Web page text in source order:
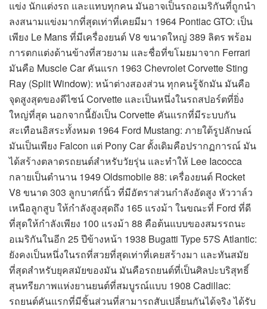
แข่ง นักแต่งรถ และแทบทุกคน มันอาจเป็นรถอเมริกันที่ถูกนำ
ลงสนามแข่งมากที่สุดเท่าที่เคยมีมา 1964 Pontiac GTO: เป็น
เพียง Le Mans ที่มีเครื่องยนต์ V8 ขนาดใหญ่ 389 ลิตร พร้อม
การตกแต่งด้านข้างที่สวยงาม และชื่อที่ขโมยมาจาก Ferrari
มันคือ Muscle Car คันแรก 1963 Chevrolet Corvette Sting
Ray (Split Window): หน้าต่างสองส่วน ทุกคนรู้จักมัน มันคือ
จุดสูงสุดของดีไซน์ Corvette และเป็นหนึ่งในรถสปอร์ตที่ยิ่ง
ใหญ่ที่สุด นอกจากนี้ยังเป็น Corvette คันแรกที่มีระบบกัน
สะเทือนอิสระทั้งหมด 1964 Ford Mustang: ภายใต้รูปลักษณ์
มันเป็นเพียง Falcon แต่ Pony Car ดั้งเดิมคือปรากฏการณ์ มัน
ได้สร้างตลาดรถยนต์สำหรับวัยรุ่น และทำให้ Lee Iacocca
กลายเป็นตำนาน 1949 Oldsmobile 88: เครื่องยนต์ Rocket
V8 ขนาด 303 ลูกบาศก์นิ้ว ที่มีอัตราส่วนกำลังอัดสูง หัววาล์ว
เหนือลูกสูบ ให้กำลังสูงสุดถึง 165 แรงม้า ในขณะที่ Ford ที่ดี
ที่สุดให้กำลังเพียง 100 แรงม้า 88 คือต้นแบบของสมรรถนะ
อเมริกันในอีก 25 ปีข้างหน้า 1938 Bugatti Type 57S Atlantic:
ยังคงเป็นหนึ่งในรถที่สวยที่สุดเท่าที่เคยสร้างมา และทันสมัย
ที่สุดสำหรับยุคสมัยของมัน มันคือรถยนต์ที่เป็นศิลปะบริสุทธิ์
สุนทรียภาพแห่งยานยนต์ที่สมบูรณ์แบบ 1908 Cadillac:
รถยนต์คันแรกที่มีชิ้นส่วนที่สามารถสับเปลี่ยนกันได้จริง ได้รับ